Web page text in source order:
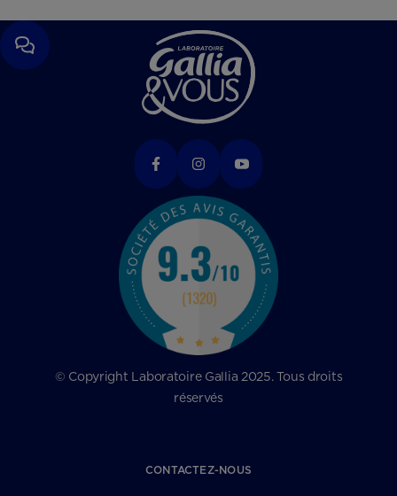
© Copyright Laboratoire Gallia 2025. Tous droits
réservés
CONTACTEZ-NOUS